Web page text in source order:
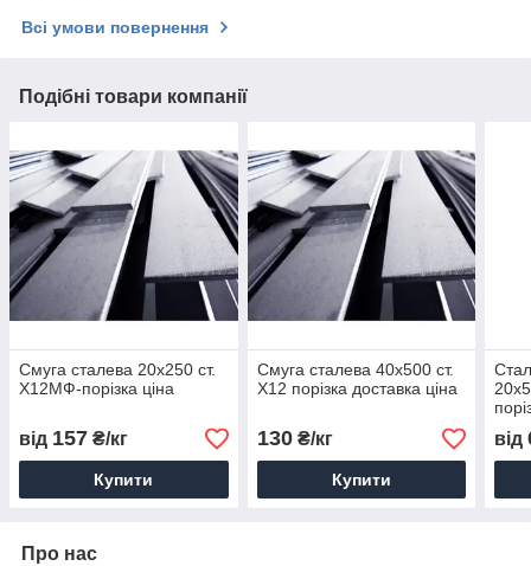
Всі умови повернення
Подібні товари компанії
Смуга сталева 20х250 ст.
Х12МФ-порізка ціна
від 157 ₴/кг
Купити
Смуга сталева 40х500 ст.
Х12 порізка доставка ціна
130₴/кг
Купити
від
Про нас